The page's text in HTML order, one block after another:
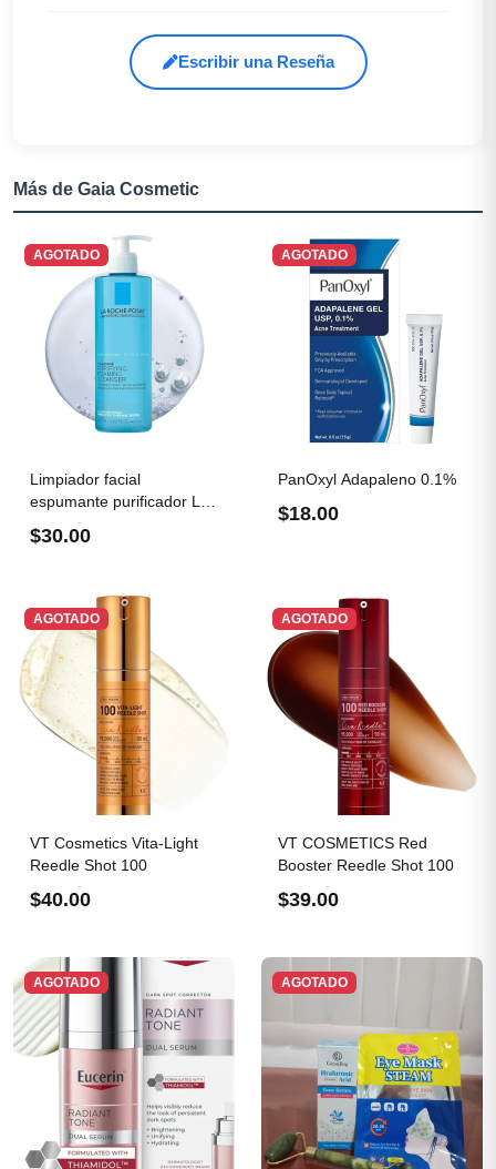
Escribir una Reseña
Más de Gaia Cosmetic
AGOTADO
Limpiador facial
espumante purificador La
$30.00
AGOTADO
PanOxyl Adapaleno 0.1%
$18.00
AGOTADO
VT Cosmetics Vita-Light
Reedle Shot 100
$40.00
AGOTADO
VT COSMETICS Red
Booster Reedle Shot 100
$39.00
AGOTADO AGOTADO